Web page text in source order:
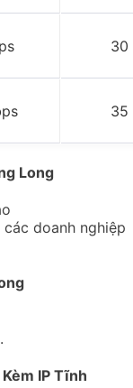
30
35
Long
doanh nghiệp
IP Tĩnh